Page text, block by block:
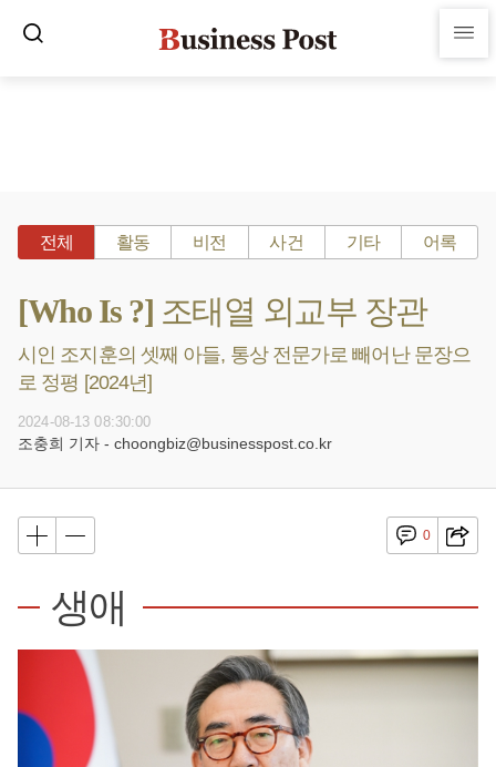
전체 활동 비전 사건 기타 어록
[Who Is ?] 조태열 외교부 장관
시인 조지훈의 셋째 아들, 통상 전문가로 빼어난 문장으
로 정평 [2024년]
2024-08-13 08:30:00
조충희 기자 - choongbiz@businesspost.co.kr
0
생애